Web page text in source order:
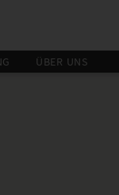
ÜBER UNS